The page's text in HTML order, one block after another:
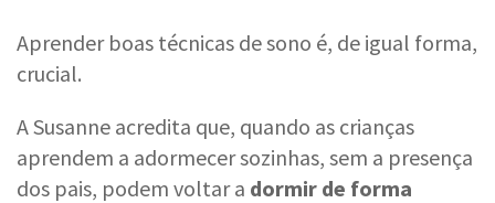
Aprender boas técnicas de sono é, de igual forma,
crucial.
A Susanne acredita que, quando as crianças
aprendem a adormecer sozinhas, sem a presença
dos pais, podem voltar a dormir de forma